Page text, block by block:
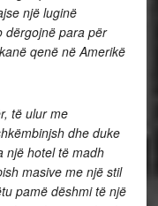
një luginë
dërgojnë para për
qenë në Amerikë
të ulur me
dhe duke
një hotel të madh
masive me një stil
pamë dëshmi të një